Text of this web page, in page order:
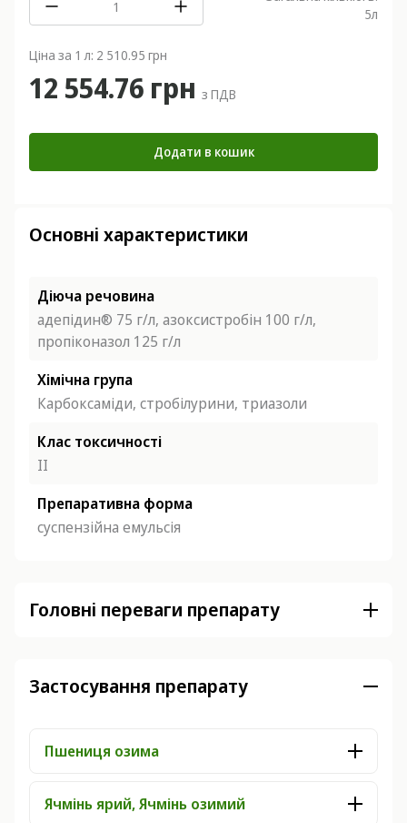
5л
Ціна за 1 л: 2 510.95 грн
12 554.76 грн з ПДВ
Додати в кошик
Основні характеристики
Діюча речовина
адепідин® 75 г/л, азоксистробін 100 г/л,
пропіконазол 125 г/л
Хімічна група
Карбоксаміди, стробілурини, триазоли
Клас токсичності
ІІ
Препаративна форма
суспензійна емульсія
Головні переваги препарату
Застосування препарату
Пшениця озима
Ячмінь ярий, Ячмінь озимий